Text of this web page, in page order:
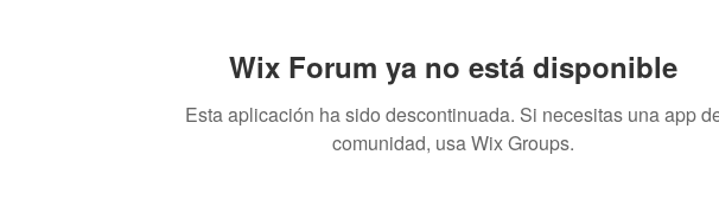
Wix Forum ya no está disponible
Esta aplicación ha sido descontinuada. Si necesitas una app
comunidad, usa Wix Groups.